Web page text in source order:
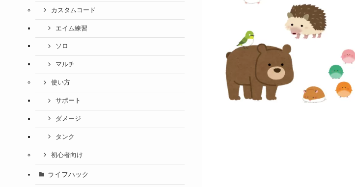
カスタムコード
エイム練習
ソロ
マルチ
使い方
サポート
ダメージ
タンク
初心者向け
ライフハック